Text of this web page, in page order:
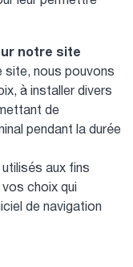
notre site
nous pouvons
à installer divers
de
pendant la durée
aux fins
choix qui
de navigation